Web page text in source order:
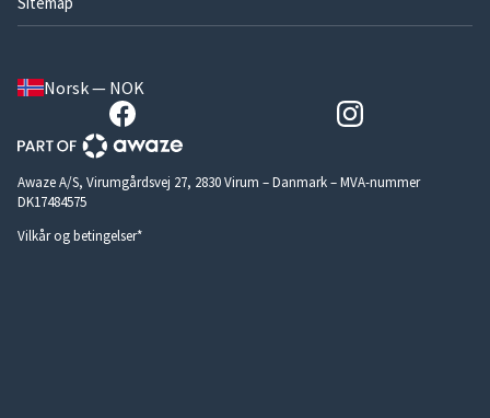
Norsk — NOK
Awaze A/S, Virumgårdsvej 27, 2830 Virum – Danmark – MVA-nummer
DK17484575
Vilkår og betingelser*